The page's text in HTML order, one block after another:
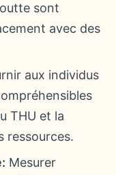
sont
avec des
aux individus
THU et la
ressources.
Mesurer